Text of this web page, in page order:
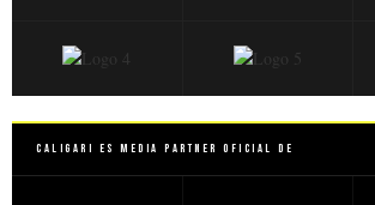
Caligari es Media Partner Oficial de